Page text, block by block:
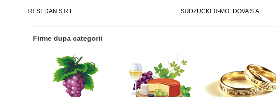
RESEDAN S.R.L.
SUDZUCKER-MOLDOVA S.A.
Firme dupa categorii